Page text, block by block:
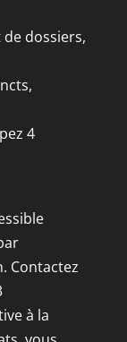
dossiers,
4
Contactez
à la